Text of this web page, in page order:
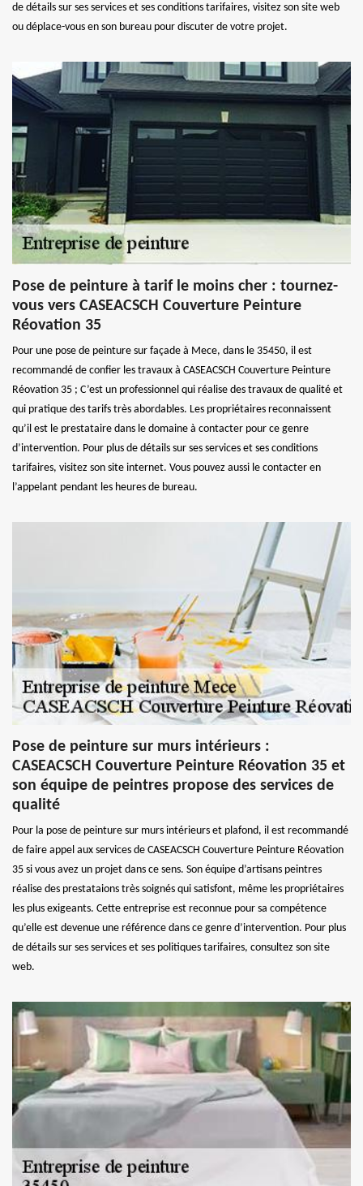
de détails sur ses services et ses conditions tarifaires, visitez son site web
ou déplace-vous en son bureau pour discuter de votre projet.
Pose de peinture à tarif le moins cher : tournez-
vous vers CASEACSCH Couverture Peinture
Réovation 35
Pour une pose de peinture sur façade à Mece, dans le 35450, il est
recommandé de confier les travaux à CASEACSCH Couverture Peinture
Réovation 35 ; C’est un professionnel qui réalise des travaux de qualité et
qui pratique des tarifs très abordables. Les propriétaires reconnaissent
qu’il est le prestataire dans le domaine à contacter pour ce genre
d’intervention. Pour plus de détails sur ses services et ses conditions
tarifaires, visitez son site internet. Vous pouvez aussi le contacter en
l’appelant pendant les heures de bureau.
Pose de peinture sur murs intérieurs :
CASEACSCH Couverture Peinture Réovation 35 et
son équipe de peintres propose des services de
qualité
Pour la pose de peinture sur murs intérieurs et plafond, il est recommandé
de faire appel aux services de CASEACSCH Couverture Peinture Réovation
35 si vous avez un projet dans ce sens. Son équipe d’artisans peintres
réalise des prestataions très soignés qui satisfont, même les propriétaires
les plus exigeants. Cette entreprise est reconnue pour sa compétence
qu’elle est devenue une référence dans ce genre d’intervention. Pour plus
de détails sur ses services et ses politiques tarifaires, consultez son site
web.